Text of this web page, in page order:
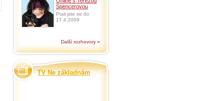
Spencerovou
Ptali jste se do
17.4.2009
Další rozhovory »
TV Ne základnám